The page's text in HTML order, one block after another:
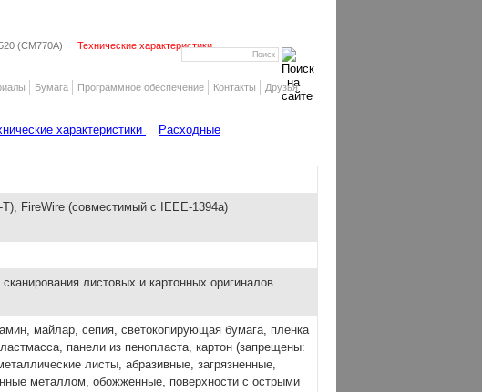
Бумага Программное обеспечение Контакты Друзья
(CM770A) Технические характеристики
характеристики
Расходные
FireWire (совместимый с IEEE-1394a)
листовых и картонных оригиналов
майлар, сепия, светокопирующая бумага, пленка
панели из пенопласта, картон (запрещены:
листы, абразивные, загрязненные,
металлом, обожженные, поверхности с острыми